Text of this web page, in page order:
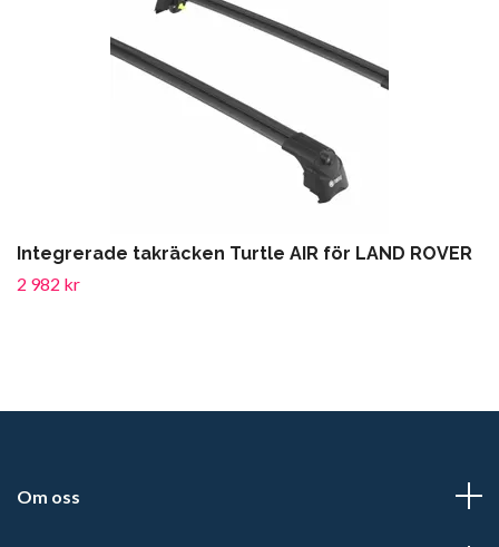
Integrerade takräcken Turtle AIR för LAND ROVER
2 982 kr
Om oss